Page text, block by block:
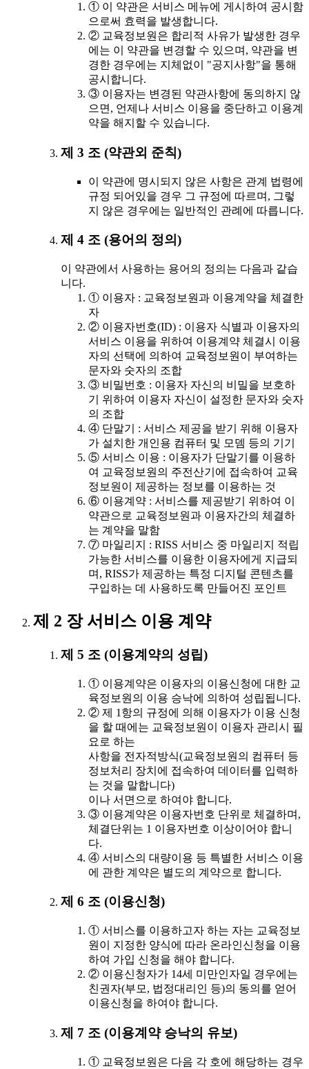
① 이 약관은 서비스 메뉴에 게시하여 공시함
으로써 효력을 발생합니다.
② 교육정보원은 합리적 사유가 발생한 경우
에는 이 약관을 변경할 수 있으며, 약관을 변
경한 경우에는 지체없이 "공지사항"을 통해
공시합니다.
③ 이용자는 변경된 약관사항에 동의하지 않
으면, 언제나 서비스 이용을 중단하고 이용계
약을 해지할 수 있습니다.
제 3 조 (약관외 준칙)
이 약관에 명시되지 않은 사항은 관계 법령에
규정 되어있을 경우 그 규정에 따르며, 그렇
지 않은 경우에는 일반적인 관례에 따릅니다.
제 4 조 (용어의 정의)
이 약관에서 사용하는 용어의 정의는 다음과 같습
니다.
① 이용자 : 교육정보원과 이용계약을 체결한
자
② 이용자번호(ID) : 이용자 식별과 이용자의
서비스 이용을 위하여 이용계약 체결시 이용
자의 선택에 의하여 교육정보원이 부여하는
문자와 숫자의 조합
③ 비밀번호 : 이용자 자신의 비밀을 보호하
기 위하여 이용자 자신이 설정한 문자와 숫자
의 조합
④ 단말기 : 서비스 제공을 받기 위해 이용자
가 설치한 개인용 컴퓨터 및 모뎀 등의 기기
⑤ 서비스 이용 : 이용자가 단말기를 이용하
여 교육정보원의 주전산기에 접속하여 교육
정보원이 제공하는 정보를 이용하는 것
⑥ 이용계약 : 서비스를 제공받기 위하여 이
약관으로 교육정보원과 이용자간의 체결하
는 계약을 말함
⑦ 마일리지 : RISS 서비스 중 마일리지 적립
가능한 서비스를 이용한 이용자에게 지급되
며, RISS가 제공하는 특정 디지털 콘텐츠를
구입하는 데 사용하도록 만들어진 포인트
제 2 장 서비스 이용 계약
제 5 조 (이용계약의 성립)
① 이용계약은 이용자의 이용신청에 대한 교
육정보원의 이용 승낙에 의하여 성립됩니다.
② 제 1항의 규정에 의해 이용자가 이용 신청
을 할 때에는 교육정보원이 이용자 관리시 필
요로 하는
사항을 전자적방식(교육정보원의 컴퓨터 등
정보처리 장치에 접속하여 데이터를 입력하
는 것을 말합니다)
이나 서면으로 하여야 합니다.
③ 이용계약은 이용자번호 단위로 체결하며,
체결단위는 1 이용자번호 이상이어야 합니
다.
④ 서비스의 대량이용 등 특별한 서비스 이용
에 관한 계약은 별도의 계약으로 합니다.
제 6 조 (이용신청)
① 서비스를 이용하고자 하는 자는 교육정보
원이 지정한 양식에 따라 온라인신청을 이용
하여 가입 신청을 해야 합니다.
② 이용신청자가 14세 미만인자일 경우에는
친권자(부모, 법정대리인 등)의 동의를 얻어
이용신청을 하여야 합니다.
제 7 조 (이용계약 승낙의 유보)
① 교육정보원은 다음 각 호에 해당하는 경우